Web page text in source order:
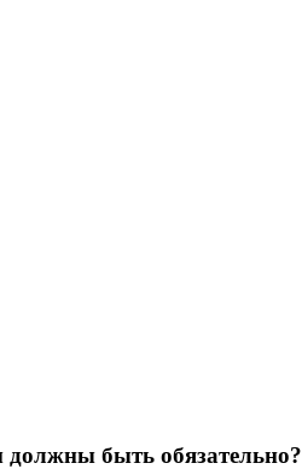
должны быть обязательно?